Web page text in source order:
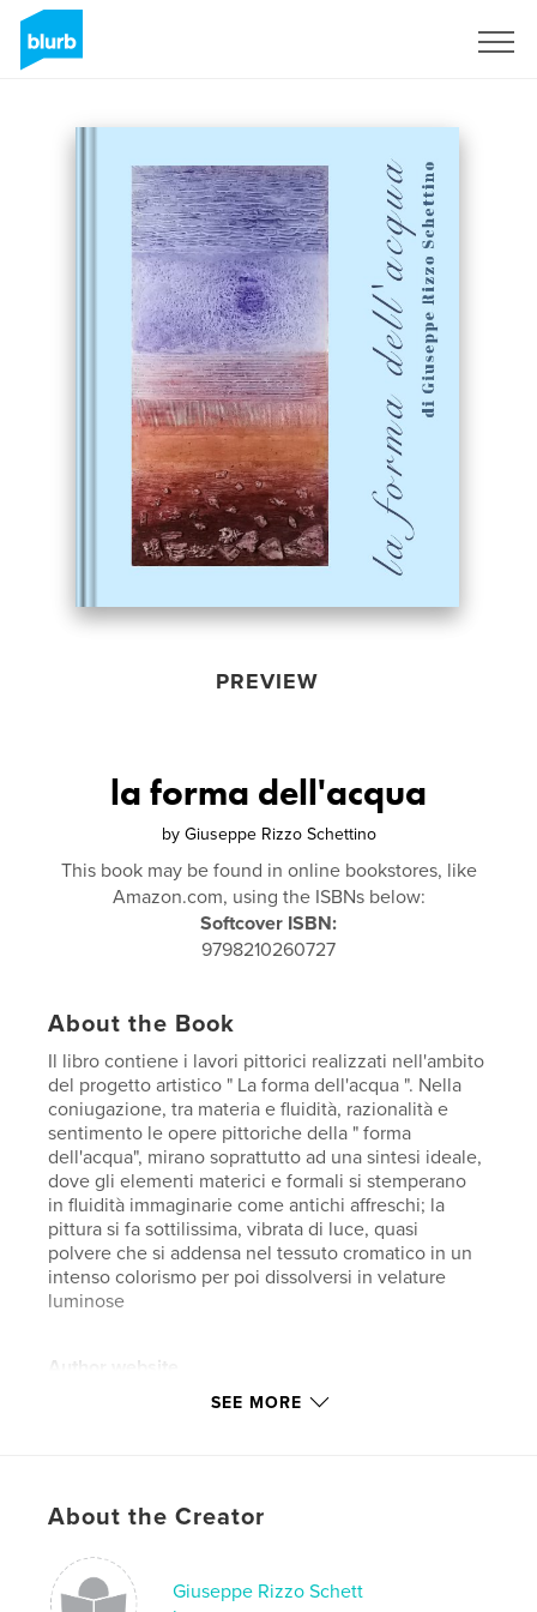
PREVIEW
la forma dell'acqua
by Giuseppe Rizzo Schettino
This book may be found in online bookstores, like
Amazon.com, using the ISBNs below:
Softcover ISBN:
9798210260727
About the Book
Il libro contiene i lavori pittorici realizzati nell'ambito
del progetto artistico " La forma dell'acqua ". Nella
coniugazione, tra materia e fluidità, razionalità e
sentimento le opere pittoriche della " forma
dell'acqua", mirano soprattutto ad una sintesi ideale,
dove gli elementi materici e formali si stemperano
in fluidità immaginarie come antichi affreschi; la
pittura si fa sottilissima, vibrata di luce, quasi
polvere che si addensa nel tessuto cromatico in un
intenso colorismo per poi dissolversi in velature
luminose
Author website
http://www.giuriscart.it
Primary Category:
Project Option:
# of Pages:
SEE MORE
About the Creator
Giuseppe Rizzo Schett